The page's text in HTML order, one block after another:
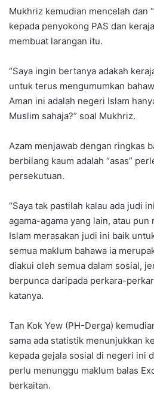
Mukhriz kemudian mencelah dan
kepada penyokong PAS dan
membuat larangan itu.
“Saya ingin bertanya adakah
untuk terus mengumumkan
Aman ini adalah negeri Islam
Muslim sahaja?” soal Mukhriz.
Azam menjawab dengan ringkas
berbilang kaum adalah “asas”
persekutuan.
“Saya tak pastilah kalau ada judi
agama-agama yang lain, atau pun
Islam merasakan judi ini baik
semua maklum bahawa ia
diakui oleh semua dalam sosial,
berpunca daripada perkara-
katanya.
Tan Kok Yew (PH-Derga)
sama ada statistik menunjukkan
kepada gejala sosial di negeri ini
perlu menunggu maklum balas
berkaitan.